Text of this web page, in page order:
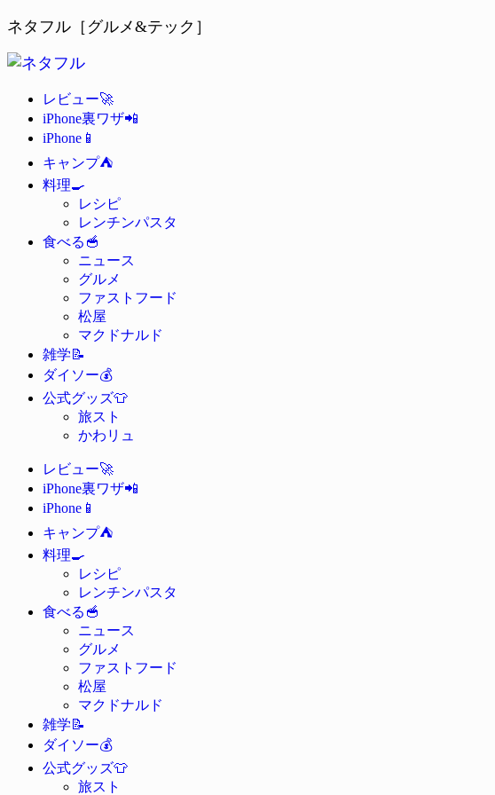
ネタフル［グルメ&テック］
レビュー🚀
iPhone裏ワザ📲
iPhone 📱
キャンプ⛺
料理🍳
レシピ
レンチンパスタ
食べる 🥣
ニュース
グルメ
ファストフード
松屋
マクドナルド
雑学📝
ダイソー💰
公式グッズ👕
旅スト
かわリュ
レビュー🚀
iPhone裏ワザ📲
iPhone 📱
キャンプ⛺
料理🍳
レシピ
レンチンパスタ
食べる 🥣
ニュース
グルメ
ファストフード
松屋
マクドナルド
雑学📝
ダイソー💰
公式グッズ👕
旅スト